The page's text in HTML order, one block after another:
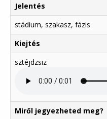
Jelentés
stádium, szakasz, fázis
Kiejtés
sztéjdzsiz
Miről jegyezheted meg?